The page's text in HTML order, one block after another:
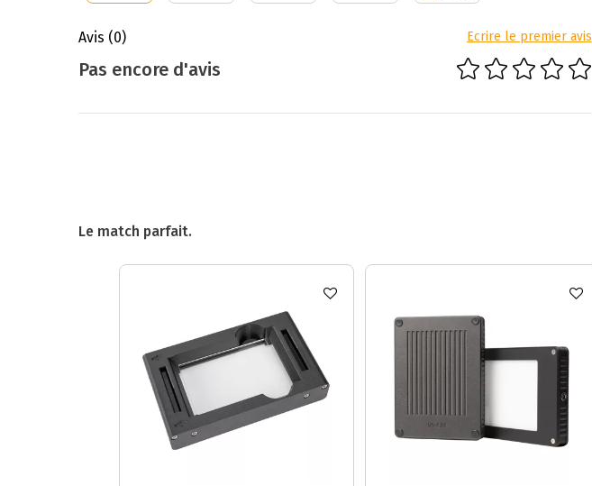
Avis (0) Ecrire le premier avis
Pas encore d'avis
Le match parfait.